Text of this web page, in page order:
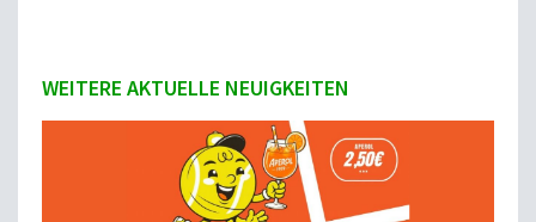
WEITERE AKTUELLE NEUIGKEITEN